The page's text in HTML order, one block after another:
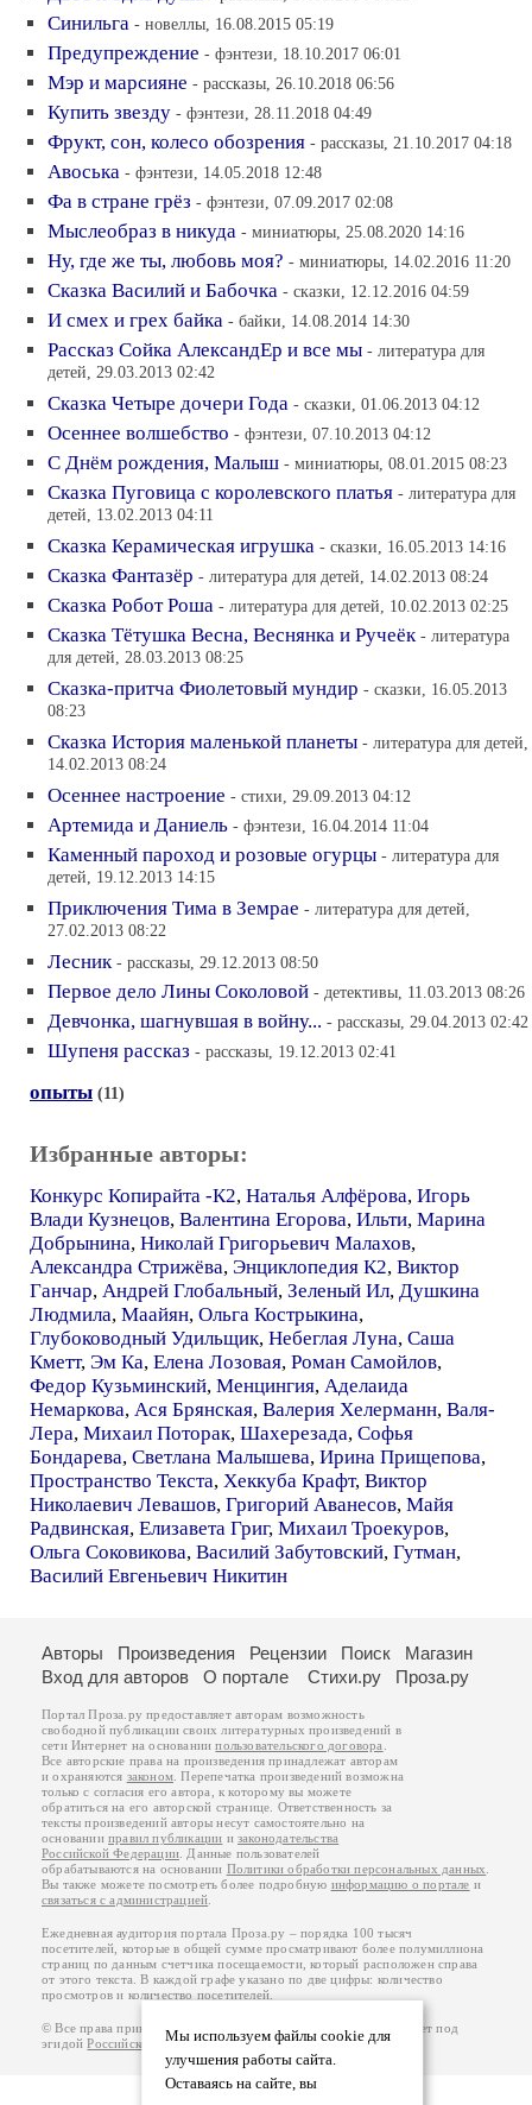
Синильга - новеллы, 16.08.2015 05:19
Предупреждение - фэнтези, 18.10.2017 06:01
Мэр и марсияне - рассказы, 26.10.2018 06:56
Купить звезду - фэнтези, 28.11.2018 04:49
Фрукт, сон, колесо обозрения - рассказы, 21.10.2017 04:18
Авоська - фэнтези, 14.05.2018 12:48
Фа в стране грёз - фэнтези, 07.09.2017 02:08
Мыслеобраз в никуда - миниатюры, 25.08.2020 14:16
Ну, где же ты, любовь моя? - миниатюры, 14.02.2016 11:20
Сказка Василий и Бабочка - сказки, 12.12.2016 04:59
И смех и грех байка - байки, 14.08.2014 14:30
Рассказ Сойка АлександЕр и все мы - литература для
детей, 29.03.2013 02:42
Сказка Четыре дочери Года - сказки, 01.06.2013 04:12
Осеннее волшебство - фэнтези, 07.10.2013 04:12
С Днём рождения, Малыш - миниатюры, 08.01.2015 08:23
Сказка Пуговица с королевского платья - литература для
детей, 13.02.2013 04:11
Сказка Керамическая игрушка - сказки, 16.05.2013 14:16
Сказка Фантазёр - литература для детей, 14.02.2013 08:24
Сказка Робот Роша - литература для детей, 10.02.2013 02:25
Сказка Тётушка Весна, Веснянка и Ручеёк - литература
для детей, 28.03.2013 08:25
Сказка-притча Фиолетовый мундир - сказки, 16.05.2013
08:23
Сказка История маленькой планеты - литература для детей,
14.02.2013 08:24
Осеннее настроение - стихи, 29.09.2013 04:12
Артемида и Даниель - фэнтези, 16.04.2014 11:04
Каменный пароход и розовые огурцы - литература для
детей, 19.12.2013 14:15
Приключения Тима в Земрае - литература для детей,
27.02.2013 08:22
Лесник - рассказы, 29.12.2013 08:50
Первое дело Лины Соколовой - детективы, 11.03.2013 08:26
Девчонка, шагнувшая в войну... - рассказы, 29.04.2013 02:42
Шупеня рассказ - рассказы, 19.12.2013 02:41
опыты (11)
Избранные авторы:
Конкурс Копирайта -К2, Наталья Алфёрова, Игорь
Влади Кузнецов, Валентина Егорова, Ильти, Марина
Добрынина, Николай Григорьевич Малахов,
Александра Стрижёва, Энциклопедия К2, Виктор
Ганчар, Андрей Глобальный, Зеленый Ил, Душкина
Людмила, Маайян, Ольга Кострыкина,
Глубоководный Удильщик, Небеглая Луна, Саша
Кметт, Эм Ка, Елена Лозовая, Роман Самойлов,
Федор Кузьминский, Менцингия, Аделаида
Немаркова, Ася Брянская, Валерия Хелерманн, Валя-
Лера, Михаил Поторак, Шахерезада, Софья
Бондарева, Светлана Малышева, Ирина Прищепова,
Пространство Текста, Хеккуба Крафт, Виктор
Николаевич Левашов, Григорий Аванесов, Майя
Радвинская, Елизавета Григ, Михаил Троекуров,
Ольга Соковикова, Василий Забутовский, Гутман,
Василий Евгеньевич Никитин
Мы используем файлы cookie для
улучшения работы сайта.
Оставаясь на сайте, вы
Авторы Произведения Рецензии Поиск
Магазин
Вход для авторов
О портале Стихи.ру Проза.ру
Портал Проза.ру предоставляет авторам возможность
свободной публикации своих литературных произведений в
сети Интернет на основаниипользовательского договора
Все авторские права на произведения принадлежат авторам
и охраняются законом . Перепечатка произведений возможна
только с согласия его автора, к которому вы можете
обратиться на его авторской странице. Ответственность за
тексты произведений авторы несут самостоятельно на
основанииправил публикации изаконодательства
Российской Федерации . Данные пользователей
обрабатываются на основании Политики обработки персональных данных
Вы также можете посмотреть более подробную информацию о портале и
связаться с администрацией
Ежедневная аудитория портала Проза.ру – порядка 100 тысяч
посетителей, которые в общей сумме просматривают более полумиллиона
страниц по данным счетчика посещаемости, который расположен справа
от этого текста. В каждой графе указано по две цифры: количество
просмотров и количество посетителей.
© Все права принадлежат авторам, 2000-2026. Портал работает под
эгидойРоссийского союза писателей.18+